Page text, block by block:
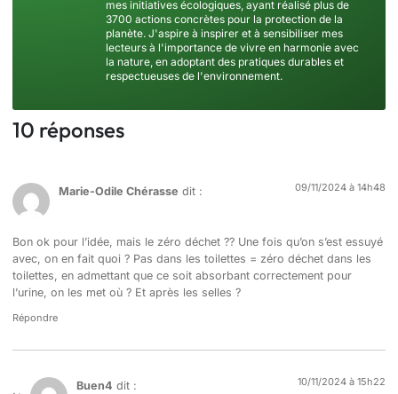
mes initiatives écologiques, ayant réalisé plus de
3700 actions concrètes pour la protection de la
planète. J'aspire à inspirer et à sensibiliser mes
lecteurs à l'importance de vivre en harmonie avec
la nature, en adoptant des pratiques durables et
respectueuses de l'environnement.
10 réponses
Marie-Odile Chérasse dit : 09/11/2024 à 14h48
Bon ok pour l’idée, mais le zéro déchet ?? Une fois qu’on s’est essuyé
avec, on en fait quoi ? Pas dans les toilettes = zéro déchet dans les
toilettes, en admettant que ce soit absorbant correctement pour
l’urine, on les met où ? Et après les selles ?
Répondre
Buen4 dit : 10/11/2024 à 15h22